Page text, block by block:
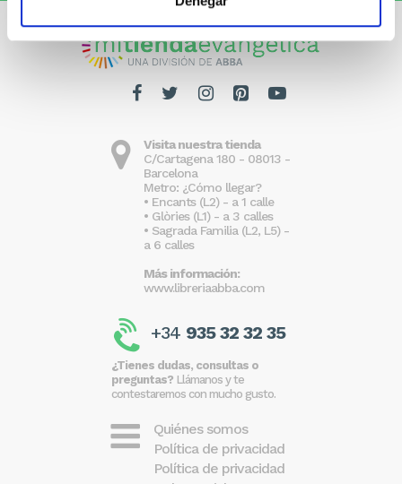
Visita nuestra tienda
C/Cartagena 180 - 08013 -
Barcelona
Metro: ¿Cómo llegar?
• Encants (L2) - a 1 calle
• Glòries (L1) - a 3 calles
• Sagrada Familia (L2, L5) -
a 6 calles
Más información:
www.libreriaabba.com
+34 935 32 32 35
¿Tienes dudas, consultas o
preguntas? Llámanos y te
contestaremos con mucho gusto.
Quiénes somos
Política de privacidad
Política de privacidad